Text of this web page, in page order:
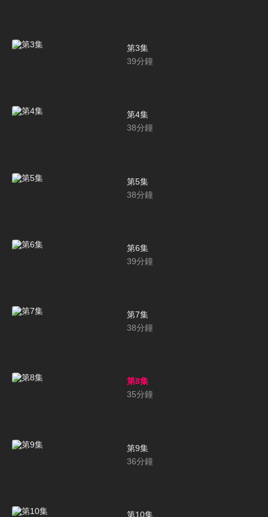
第3集
39分鐘
第4集
38分鐘
第5集
38分鐘
第6集
39分鐘
第7集
38分鐘
第8集
35分鐘
第9集
36分鐘
第10集